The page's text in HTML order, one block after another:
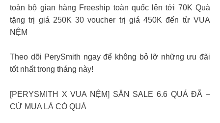
toàn bộ gian hàng Freeship toàn quốc lên tới 70K Quà
tặng trị giá 250K 30 voucher trị giá 450K đến từ VUA
NỆM
Theo dõi PerySmith ngay để không bỏ lỡ những ưu đãi
tốt nhất trong tháng này!
[PERYSMITH X VUA NỆM] SĂN SALE 6.6 QUÁ ĐÃ –
CỨ MUA LÀ CÓ QUÀ